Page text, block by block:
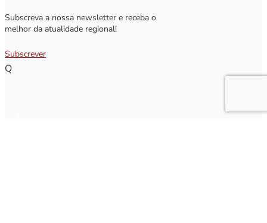
Subscreva a nossa newsletter e receba o
melhor da atualidade regional!
Subscrever
Q